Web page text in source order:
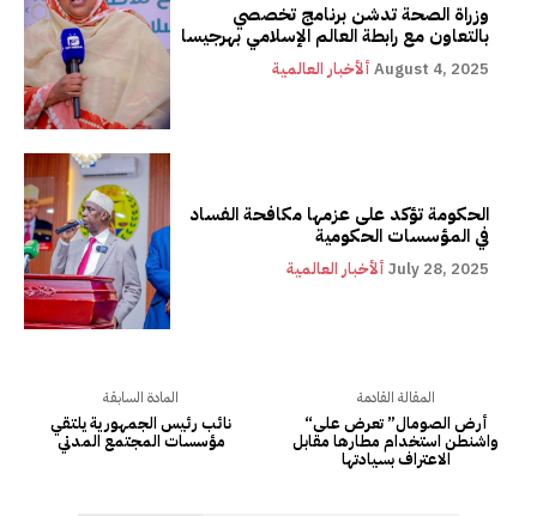
وزراة الصحة تدشن برنامج تخصصي
بالتعاون مع رابطة العالم الإسلامي بهرجيسا
ألأخبار العالمية August 4, 2025
الحكومة تؤكد على عزمها مكافحة الفساد
في المؤسسات الحكومية
ألأخبار العالمية July 28, 2025
المادة السابقة
نائب رئيس الجمهورية يلتقي
مؤسسات المجتمع المدني
المقالة القادمة
“أرض الصومال” تعرض على
واشنطن استخدام مطارها مقابل
الاعتراف بسيادتها